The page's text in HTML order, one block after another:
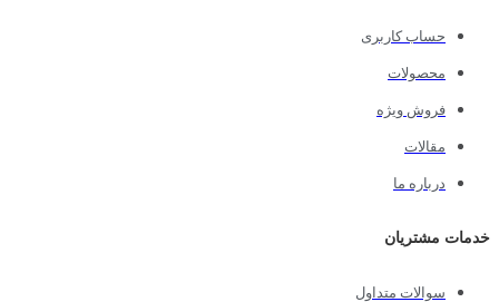
حساب کاربری
محصولات
فروش ویژه
مقالات
درباره ما
خدمات مشتریان
سوالات متداول